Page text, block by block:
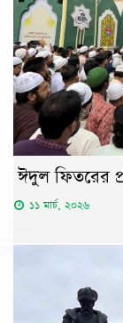
ঈদুল ফিতরের
১১ মার্চ, ২০২৬